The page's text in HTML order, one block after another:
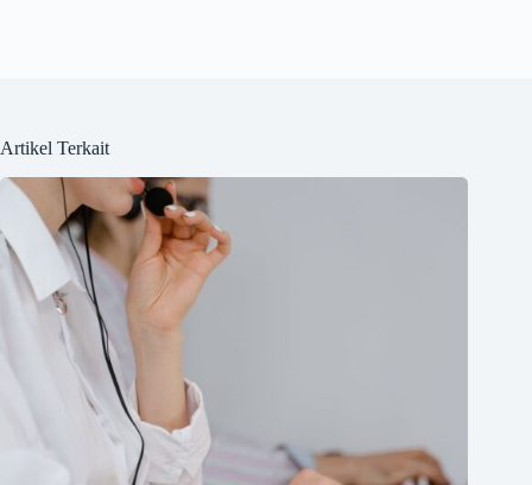
Artikel Terkait